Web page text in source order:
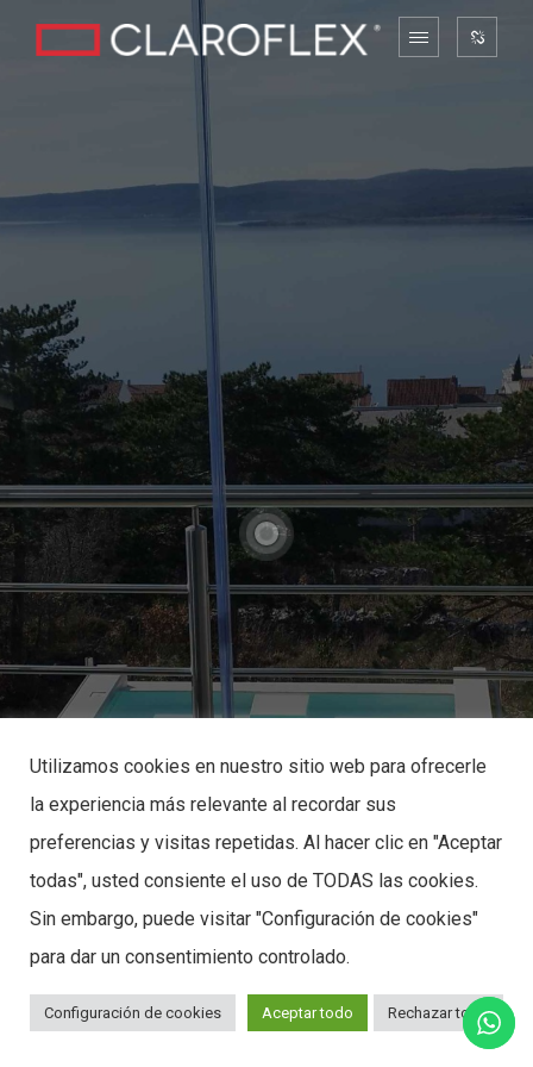
Utilizamos cookies en nuestro sitio web para ofrecerle
la experiencia más relevante al recordar sus
preferencias y visitas repetidas. Al hacer clic en "Aceptar
todas", usted consiente el uso de TODAS las cookies.
Sin embargo, puede visitar "Configuración de cookies"
para dar un consentimiento controlado.
Configuración de cookies Aceptar todo Rechazar todo